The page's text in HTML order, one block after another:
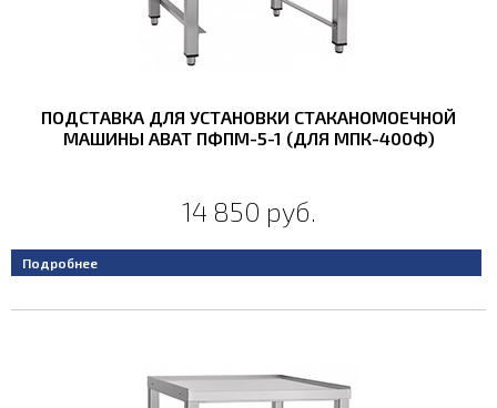
ПОДСТАВКА ДЛЯ УСТАНОВКИ СТАКАНОМОЕЧНОЙ
МАШИНЫ ABAT ПФПМ-5-1 (ДЛЯ МПК-400Ф)
14 850 руб.
Подробнее